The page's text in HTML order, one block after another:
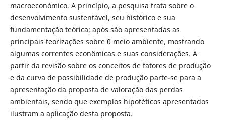
macroeconómico. A princípio, a pesquisa trata sobre o
desenvolvimento sustentável, seu histórico e sua
fundamentação teórica; após são apresentadas as
principais teorizações sobre 0 meio ambiente, mostrando
algumas correntes econômicas e suas considerações. A
partir da revisão sobre os conceitos de fatores de produção
e da curva de possibilidade de produção parte-se para a
apresentação da proposta de valoração das perdas
ambientais, sendo que exemplos hipotéticos apresentados
ilustram a aplicação desta proposta.